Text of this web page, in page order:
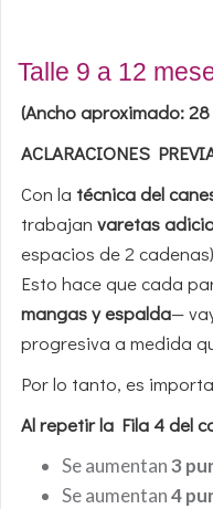
Talle 9 a 12
(Ancho aproximado: 28
ACLARACIONES
Con la técnica del
trabajan varetas
espacios de 2
Esto hace que cada
mangas y espalda—
progresiva a medida
Por lo tanto, es
Al repetir la Fila 4 del
Se aumentan3
Se aumentan4